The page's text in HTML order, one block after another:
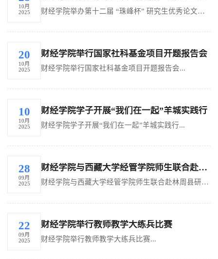
10月
2025
财经学院举办第十二届 “珠峰杯” 研究生优秀论文交流赛...
20
10月
2025
财经学院举行国家社科基金项目开题报告会
财经学院举行国家社科基金项目开题报告会...
10
10月
2025
财经学院学子开展“我们在一起”羊城实践行
财经学院学子开展“我们在一起”羊城实践行...
28
09月
2025
财经学院与西藏大学经管学院师生联合赴林周县研学
财经学院与西藏大学经管学院师生联合赴林周县研学...
22
09月
2025
财经学院举行教师教学大练兵比赛
财经学院举行教师教学大练兵比赛...